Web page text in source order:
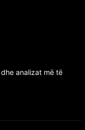
analizat më të